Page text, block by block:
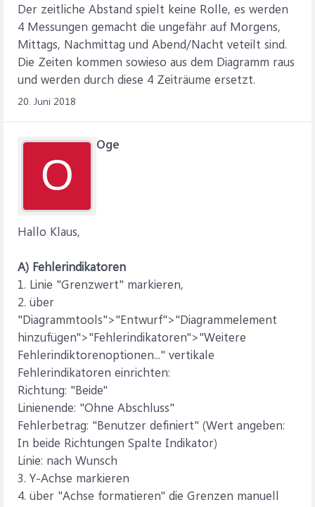
Der zeitliche Abstand spielt keine Rolle, es werden
4 Messungen gemacht die ungefähr auf Morgens,
Mittags, Nachmittag und Abend/Nacht veteilt sind.
Die Zeiten kommen sowieso aus dem Diagramm raus
und werden durch diese 4 Zeiträume ersetzt.
20. Juni 2018
O
Oge
Hallo Klaus,
A) Fehlerindikatoren
1. Linie "Grenzwert" markieren,
2. über
"Diagrammtools">"Entwurf">"Diagrammelement
hinzufügen">"Fehlerindikatoren">"Weitere
Fehlerindiktorenoptionen..." vertikale
Fehlerindikatoren einrichten:
Richtung: "Beide"
Linienende: "Ohne Abschluss"
Fehlerbetrag: "Benutzer definiert" (Wert angeben:
In beide Richtungen Spalte Indikator)
Linie: nach Wunsch
3. Y-Achse markieren
4. über "Achse formatieren" die Grenzen manuell